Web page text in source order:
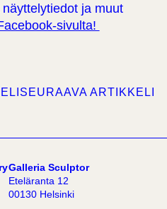
ja muut
sivulta!
SEURAAVA ARTIKKELI
Galleria Sculptor
Eteläranta 12
00130 Helsinki